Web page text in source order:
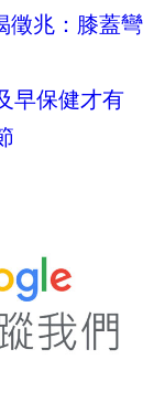
徵兆：膝蓋彎
早保健才有